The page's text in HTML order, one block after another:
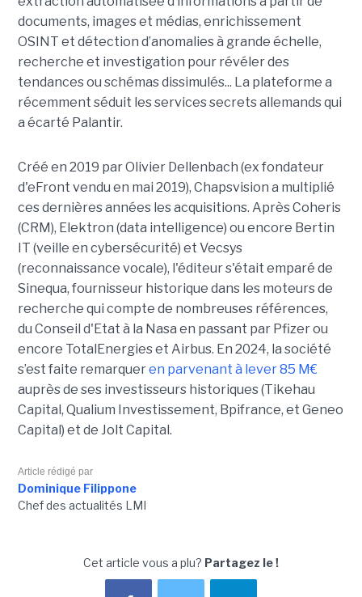
documents, images et médias, enrichissement
OSINT et détection d’anomalies à grande échelle,
recherche et investigation pour révéler des
tendances ou schémas dissimulés... La plateforme a
récemment séduit les services secrets allemands qui
a écarté Palantir.
Créé en 2019 par Olivier Dellenbach (ex fondateur
d'eFront vendu en mai 2019), Chapsvision a multiplié
ces dernières années les acquisitions. Après Coheris
(CRM), Elektron (data intelligence) ou encore Bertin
IT (veille en cybersécurité) et Vecsys
(reconnaissance vocale), l'éditeur s'était emparé de
Sinequa, fournisseur historique dans les moteurs de
recherche qui compte de nombreuses références,
du Conseil d'Etat à la Nasa en passant par Pfizer ou
encore TotalEnergies et Airbus. En 2024, la société
s’est faite remarqueren parvenant à lever 85 M€
auprès de ses investisseurs historiques (Tikehau
Capital, Qualium Investissement, Bpifrance, et Geneo
Capital) et de Jolt Capital.
Article rédigé par
Dominique Filippone
Chef des actualités LMI
Cet article vous a plu? Partagez le !